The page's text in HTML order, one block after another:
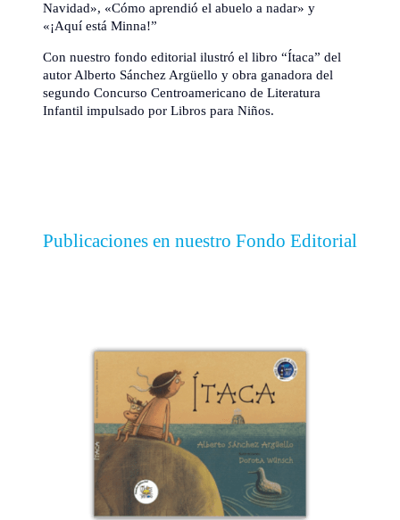
Navidad», «Cómo aprendió el abuelo a nadar» y
«¡Aquí está Minna!”
Con nuestro fondo editorial ilustró el libro “Ítaca” del
autor Alberto Sánchez Argüello y obra ganadora del
segundo Concurso Centroamericano de Literatura
Infantil impulsado por Libros para Niños.
Publicaciones en nuestro Fondo Editorial